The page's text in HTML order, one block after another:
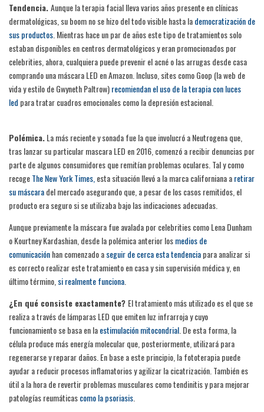
Tendencia.Aunque la terapia facial lleva varios años presente en clínicas
dermatológicas, su boom no se hizo del todo visible hasta lademocratización de
sus productos . Mientras hace un par de años este tipo de tratamientos solo
estaban disponibles en centros dermatológicos y eran promocionados por
celebrities, ahora, cualquiera puede prevenir el acné o las arrugas desde casa
comprando una máscara LED en Amazon. Incluso, sites como Goop (la web de
vida y estilo de Gwyneth Paltrow)recomiendan el uso de la terapia con luces
led para tratar cuadros emocionales como la depresión estacional.
Polémica.La más reciente y sonada fue la que involucró a Neutrogena que,
tras lanzar su particular mascara LED en 2016, comenzó a recibir denuncias por
parte de algunos consumidores que remitían problemas oculares. Tal y como
recogeThe New York Times, esta situación llevó a la marca californiana aretirar
su máscaradel mercado asegurando que, a pesar de los casos remitidos, el
producto era seguro si se utilizaba bajo las indicaciones adecuadas.
Aunque previamente la máscara fue avalada por celebrities como Lena Dunham
o Kourtney Kardashian, desde la polémica anterior losmedios de
comunicaciónhan comenzado aseguir de cerca esta tendenciapara analizar si
es correcto realizar este tratamiento en casa y sin supervisión médica y, en
último término, si realmente funciona
¿En qué consiste exactamente? El tratamiento más utilizado es el que se
realiza a través de lámparas LED que emiten luz infrarroja y cuyo
funcionamiento se basa en laestimulación mitocondrial . De esta forma, la
célula produce más energía molecular que, posteriormente, utilizará para
regenerarse y reparar daños. En base a este principio, la fototerapia puede
ayudar a reducir procesos inflamatorios y agilizar la cicatrización. También es
útil a la hora de revertir problemas musculares como tendinitis y para mejorar
patologías reumáticascomo la psoriasis